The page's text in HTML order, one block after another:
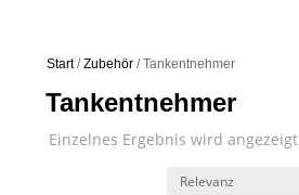
Start/Zubehör/ Tankentnehmer
Tankentnehmer
Einzelnes Ergebnis wird angezeigt